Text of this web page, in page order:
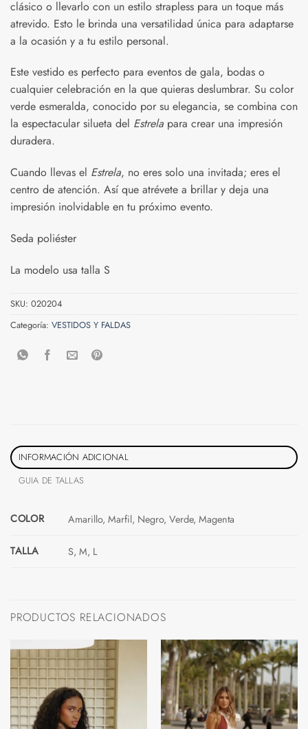
clásico o llevarlo con un estilo strapless para un toque más
atrevido. Esto le brinda una versatilidad única para adaptarse
a la ocasión y a tu estilo personal.
Este vestido es perfecto para eventos de gala, bodas o
cualquier celebración en la que quieras deslumbrar. Su color
verde esmeralda, conocido por su elegancia, se combina con
la espectacular silueta del Estrela para crear una impresión
duradera.
Cuando llevas el Estrela, no eres solo una invitada; eres el
centro de atención. Así que atrévete a brillar y deja una
impresión inolvidable en tu próximo evento.
Seda poliéster
La modelo usa talla S
SKU: 020204
Categoría: VESTIDOS Y FALDAS
INFORMACIÓN ADICIONAL
GUIA DE TALLAS
COLOR Amarillo, Marfil, Negro, Verde, Magenta
TALLA S, M, L
PRODUCTOS RELACIONADOS